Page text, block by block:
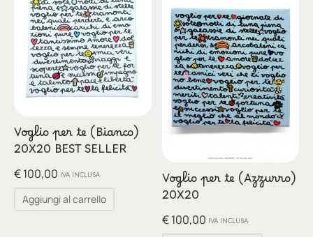
Voglio per te (Bianco)
20X20 BEST SELLER
€100,00 IVA INCLUSA
Aggiungi al carrello
Voglio per te (Azzurro)
20X20
€100,00 IVA INCLUSA